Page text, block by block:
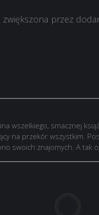
przez
wszelkiego, smacznej
na przekór wszystkim.
swoich znajomych. A tak